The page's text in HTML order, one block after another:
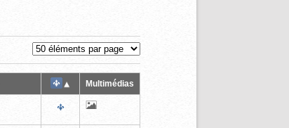
Multimédias